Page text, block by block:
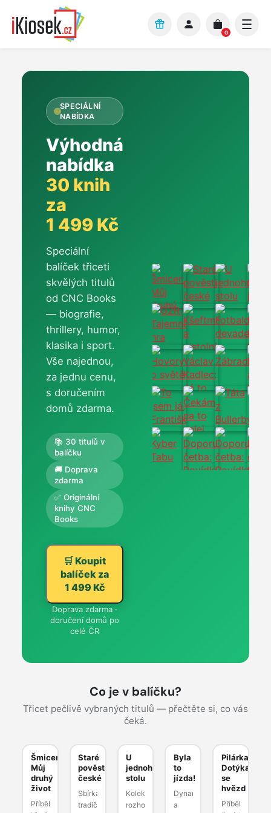
Přejít na hlavní obsah
0
SPECIÁLNÍ
NABÍDKA
Výhodná
nabídka
30 knih
za
1 499 Kč
Speciální
balíček třiceti
skvělých titulů
od CNC Books
— biografie,
thrillery, humor,
klasika i sport.
Vše najednou,
za jednu cenu,
s doručením
domů zdarma.
📚 30 titulů v
balíčku
🚚 Doprava
zdarma
✅ Originální
knihy CNC
Books
🛒 Koupit
balíček za
1 499 Kč
Doprava zdarma ·
doručení domů po
celé ČR
Co je v balíčku?
Třicet pečlivě vybraných titulů — přečtěte si, co vás
čeká.
Šmicer:
druhý
AUTOBIOGRAFIE
Šmicer:
Můj
druhý
život
Příběh
Staré
pověsti
české
KLASIKA
Staré
pověsti
české
Sbírka
tradičních
jednoho
stolu
ROZHOVORY
U
jednoho
stolu
Kolekce
rozhovorů
to
jízda!
BELETRIE
Byla
to
jízda!
Dynamický
a
Pilárka:
se
BIOGRAFIE
Pilárka:
Dotýkat
se
hvězd
Příběh